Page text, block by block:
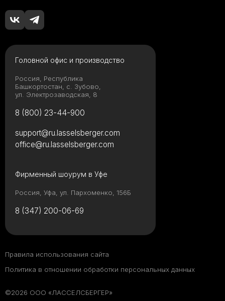
Головной офис и производство
Россия, Республика
Башкортостан, с. Зубово,
ул. Электрозаводская, 8
8 (800) 23-44-900
Фирменный шоурум в Уфе
Россия, Уфа, ул. Пархоменко, 156Б
8 (347) 200-06-69
support@ru.lasselsberger.com
office@ru.lasselsberger.com
©2026 ООО «ЛАССЕЛСБЕРГЕР»
Правила использования сайта
Политика в отношении обработки персональных данных